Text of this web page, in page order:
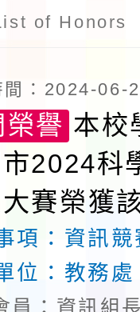
of Honors
間：2024-06-
榮譽 本校
2024科
賽榮獲
項： 資訊競
位： 教務處
員：資訊組